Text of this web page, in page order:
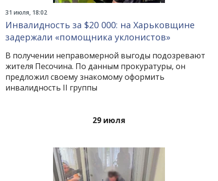
31 июля, 18:02
Инвалидность за $20 000: на Харьковщине
задержали «помощника уклонистов»
В получении неправомерной выгоды подозревают
жителя Песочина. По данным прокуратуры, он
предложил своему знакомому оформить
инвалидность II группы
29 июля